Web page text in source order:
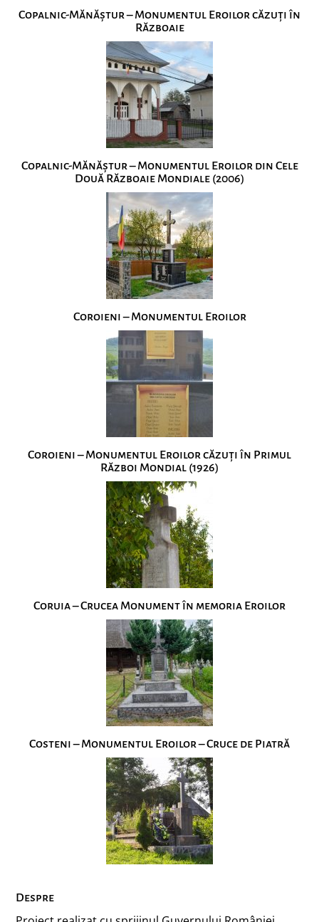
Copalnic-Mănăștur – Monumentul Eroilor căzuți în
Războaie
Copalnic-Mănăștur – Monumentul Eroilor din Cele
Două Războaie Mondiale (2006)
Coroieni – Monumentul Eroilor
Coroieni – Monumentul Eroilor căzuţi în Primul
Război Mondial (1926)
Coruia – Crucea Monument în memoria Eroilor
Costeni – Monumentul Eroilor – Cruce de Piatră
Despre